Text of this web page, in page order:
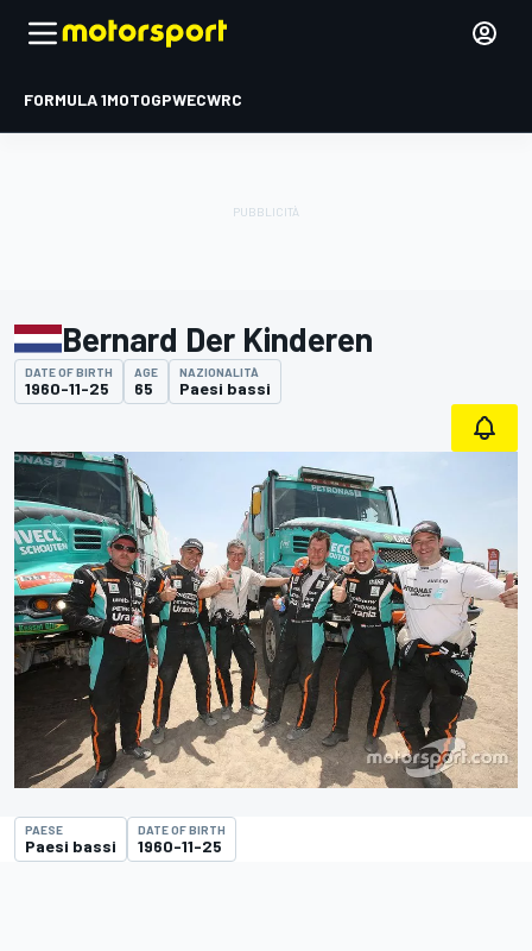
FORMULA 1MOTOGPWECWRC
Bernard Der Kinderen
DATE OF BIRTH
1960-11-25
AGE
65
NAZIONALITÀ
Paesi bassi
PAESE
Paesi bassi
DATE OF BIRTH
1960-11-25